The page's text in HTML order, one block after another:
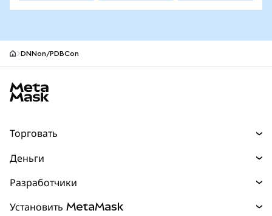
DNNon/PDBCon
Торговать
Прогнозы
Перпы НОВИНКА
Деньги
Разработчики
Установить MetaMask